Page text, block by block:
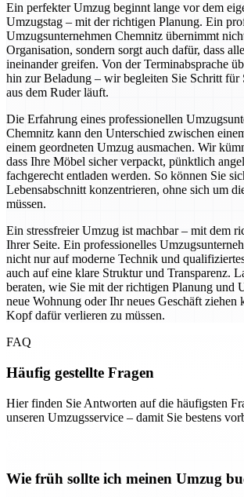
Ein perfekter Umzug beginnt lange vor dem
Umzugstag – mit der richtigen Planung. Ein
Umzugsunternehmen Chemnitz übernimmt
Organisation, sondern sorgt auch dafür, dass
ineinander greifen. Von der Terminabsprache
hin zur Beladung – wir begleiten Sie Schritt für
aus dem Ruder läuft.
Die Erfahrung eines professionellen
Chemnitz kann den Unterschied zwischen
einem geordneten Umzug ausmachen. Wir
dass Ihre Möbel sicher verpackt, pünktlich
fachgerecht entladen werden. So können Sie
Lebensabschnitt konzentrieren, ohne sich um
müssen.
Ein stressfreier Umzug ist machbar – mit dem
Ihrer Seite. Ein professionelles
nicht nur auf moderne Technik und
auch auf eine klare Struktur und Transparenz.
beraten, wie Sie mit der richtigen Planung und
neue Wohnung oder Ihr neues Geschäft ziehen
Kopf dafür verlieren zu müssen.
FAQ
Häufig gestellte Fragen
Hier finden Sie Antworten auf die häufigsten
unseren Umzugsservice – damit Sie bestens
Wie früh sollte ich meinen Umzug